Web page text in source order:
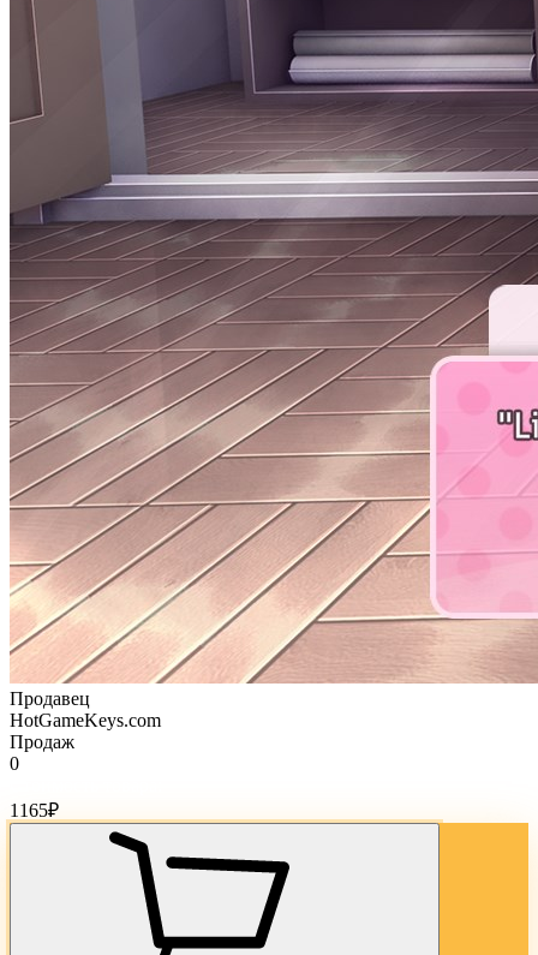
Продавец
HotGameKeys.com
Продаж
0
1165₽